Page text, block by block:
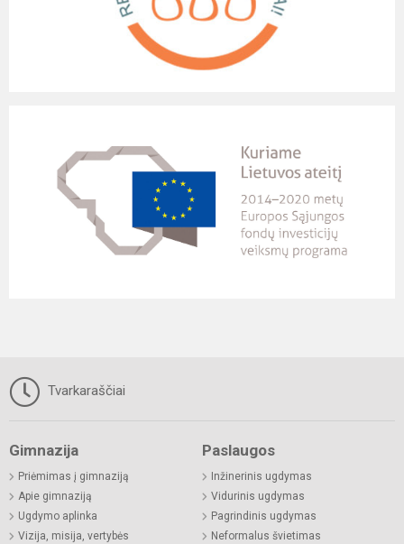
Tvarkaraščiai
Gimnazija
Priėmimas į gimnaziją
Apie gimnaziją
Ugdymo aplinka
Vizija, misija, vertybės
Paslaugos
Inžinerinis ugdymas
Vidurinis ugdymas
Pagrindinis ugdymas
Neformalus švietimas